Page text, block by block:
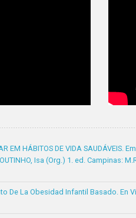
EM HÁBITOS DE VIDA SAUDÁVEIS.
Isa (Org.) 1. ed. Campinas:
De La Obesidad Infantil Basado. En